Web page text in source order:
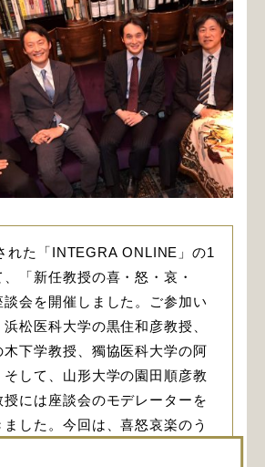
れた「INTEGRA ONLINE」の1
「新任教授の喜・怒・哀・
会を開催しました。ご参加い
松医科大学の黒住和彦教授、
木下学教授、獨協医科大学の阿
そして、山形大学の園田順彦教
には座談会のモデレーターを
した。今回は、喜怒哀楽のう